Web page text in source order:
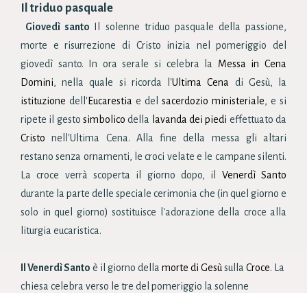
Il triduo pasquale
Giovedì santo
Il solenne triduo pasquale della passione,
morte e risurrezione di Cristo inizia nel pomeriggio del
giovedì santo. In ora serale si celebra la Messa in Cena
Domini, nella quale si ricorda l'Ultima Cena
di Gesù, la
istituzione dell' Eucarestia e del sacerdozio ministeriale, e si
ripete il gesto simbolico della lavanda dei piedi effettuato da
Cristo nell'Ultima Cena. Alla fine della messa gli altari
restano senza ornamenti, le croci velate e le campane silenti.
La croce verrà scoperta il giorno dopo, il Venerdì Santo
durante la parte delle speciale cerimonia che (in quel giorno e
solo in quel giorno) sostituisce l'adorazione della croce alla
liturgia eucaristica.
Il Venerdì Santo è il giorno della morte di Gesù sulla Croce. La
chiesa celebra verso le tre del pomeriggio la solenne